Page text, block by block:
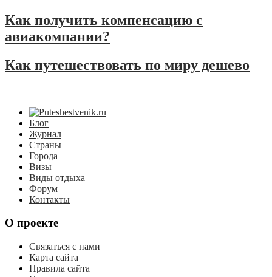
Как получить компенсацию с
авиакомпании?
Как путешествовать по миру дешево
Блог
Журнал
Страны
Города
Визы
Виды отдыха
Форум
Контакты
О проекте
Связаться с нами
Карта сайта
Правила сайта